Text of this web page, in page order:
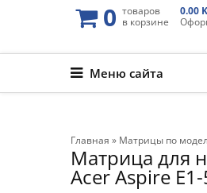
0 товаров
в корзине
0.00
Меню сайта
Главная » Матрицы по
Матрица для
Acer Aspire E1-